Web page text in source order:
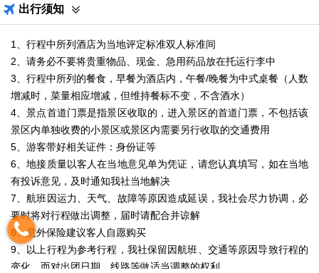
出行须知
1、行程中所列酒店为当地评定标准双人标准间
2、请务必不要将贵重物品、现金、急用药品放在托运行李中
3、行程中所列的餐食，早餐为酒店内，午餐/晚餐为中式桌餐（人数
增减时，菜量相应增减，但维持餐标不变，不含酒水）
4、景点首道门票是指景区收取的，进入景区的首道门票，不包括该
景区内单独收费的小景区或景区内需要另行收取的交通费用
5、游客带好相关证件：身份证等
6、地接质量以客人在当地意见单为凭证，请您认真填写，如在当地
有投诉意见，及时通知我社当地解决
7、航班因运力、天气、故障等原因造成延误，我社会尽力协调，必
要时将对行程做出调整，届时请配合并谅解
8、意外保险建议客人自愿购买
9、以上行程为参考行程，我社保留因航班、交通等原因导致行程的
变化，而对出团日期、线路等做适当调整的权利